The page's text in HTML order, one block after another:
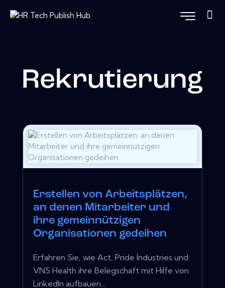
Rekrutierung
Erstellen von Arbeitsplätzen,
an denen Mitarbeiter und
ihre gemeinnützigen
Organisationen gedeihen
Erfahren Sie, wie Act, Pride Industries und
VNS Health ihre Belegschaft mit Hilfe von
LinkedIn aufbauen...